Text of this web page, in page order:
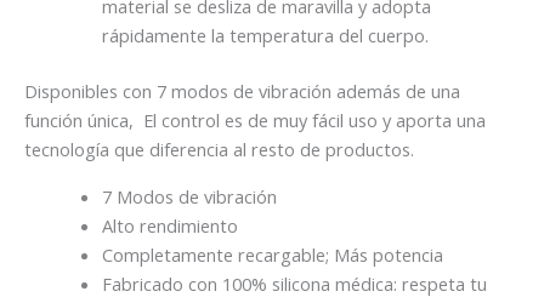
material se desliza de maravilla y adopta
rápidamente la temperatura del cuerpo.
Disponibles con 7 modos de vibración además de una
función única, El control es de muy fácil uso y aporta una
tecnología que diferencia al resto de productos.
7 Modos de vibración
Alto rendimiento
Completamente recargable; Más potencia
Fabricado con 100% silicona médica: respeta tu